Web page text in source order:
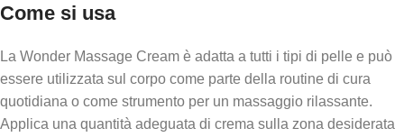
Come si usa
La Wonder Massage Cream è adatta a tutti i tipi di pelle e può
essere utilizzata sul corpo come parte della routine di cura
quotidiana o come strumento per un massaggio rilassante.
Applica una quantità adeguata di crema sulla zona desiderata